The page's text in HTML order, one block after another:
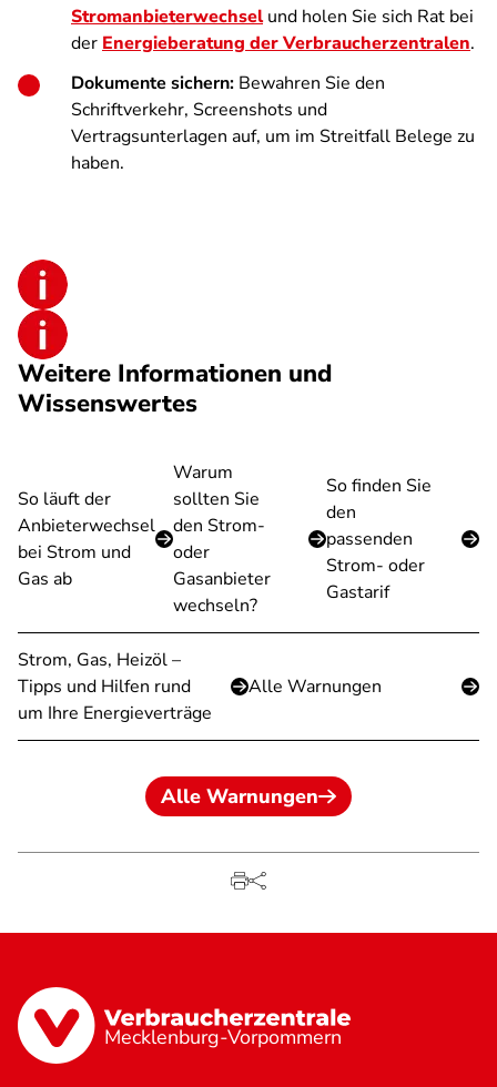
Stromanbieterwechselund holen Sie sich Rat bei
der Energieberatung der Verbraucherzentralen.
Dokumente sichern: Bewahren Sie den
Schriftverkehr, Screenshots und
Vertragsunterlagen auf, um im Streitfall Belege zu
haben.
Weitere Informationen und
Wissenswertes
So läuft der
Anbieterwechsel
bei Strom und
Gas ab
Warum
sollten Sie
den Strom-
oder
Gasanbieter
wechseln?
So finden Sie
den
passenden
Strom- oder
Gastarif
Strom, Gas, Heizöl –
Tipps und Hilfen rund
um Ihre Energieverträge
Alle Warnungen
Alle Warnungen
Mecklenburg-Vorpommern